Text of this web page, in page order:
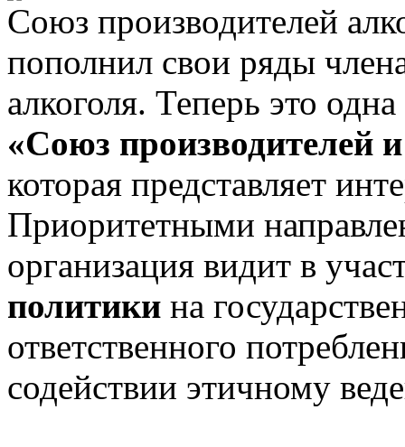
Союз производителей
пополнил свои ряды
алкоголя. Теперь это
«Союз производителей
которая представляет
Приоритетными
организация видит в
политики на
ответственного
содействии этичному